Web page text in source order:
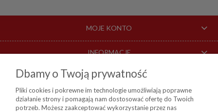
MOJE KONTO
INFORMACJE
O NAS
DOSTAWA I PŁATNOŚCI
Dbamy o Twoją prywatność
Pliki cookies i pokrewne im technologie umożliwiają poprawne
działanie strony i pomagają nam dostosować ofertę do Twoich
potrzeb. Możesz zaakceptować wykorzystanie przez nas